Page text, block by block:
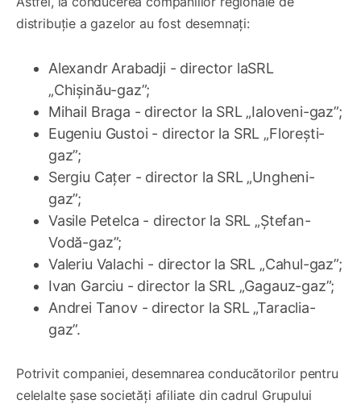
distribuție a gazelor au fost desemnați:
Alexandr Arabadji - director laSRL
„Chișinău-gaz”;
Mihail Braga - director la SRL „Ialoveni-gaz”;
Eugeniu Gustoi - director la SRL „Florești-
gaz”;
Sergiu Cațer - director la SRL „Ungheni-
gaz”;
Vasile Petelca - director la SRL „Ștefan-
Vodă-gaz”;
Valeriu Valachi - director la SRL „Cahul-gaz”;
Ivan Garciu - director la SRL „Gagauz-gaz”;
Andrei Tanov - director la SRL „Taraclia-
gaz”.
Potrivit companiei, desemnarea conducătorilor pentru
celelalte șase societăți afiliate din cadrul Grupului